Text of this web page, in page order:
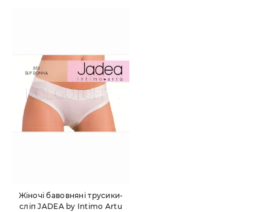
Жіночі бавовняні трусики-
сліп JADEA by Intimo Artu